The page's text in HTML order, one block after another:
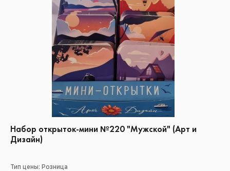
Набор открыток-мини №220 "Мужской" (Арт и
Дизайн)
Тип цены: Розница